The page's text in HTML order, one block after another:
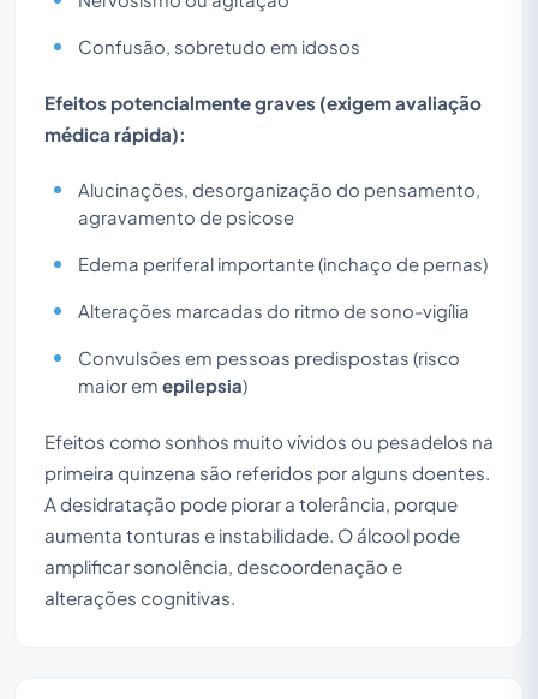
Confusão, sobretudo em idosos
Efeitos potencialmente graves (exigem avaliação
médica rápida):
Alucinações, desorganização do pensamento,
agravamento de psicose
Edema periferal importante (inchaço de pernas)
Alterações marcadas do ritmo de sono-vigília
Convulsões em pessoas predispostas (risco
maior em epilepsia)
Efeitos como sonhos muito vívidos ou pesadelos na
primeira quinzena são referidos por alguns doentes.
A desidratação pode piorar a tolerância, porque
aumenta tonturas e instabilidade. O álcool pode
amplificar sonolência, descoordenação e
alterações cognitivas.